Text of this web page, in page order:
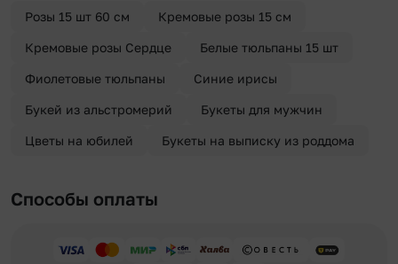
Розы 15 шт 60 см Кремовые розы 15 см
Кремовые розы Сердце Белые тюльпаны 15 шт
Фиолетовые тюльпаны Синие ирисы
Букей из альстромерий Букеты для мужчин
Цветы на юбилей Букеты на выписку из роддома
Способы оплаты